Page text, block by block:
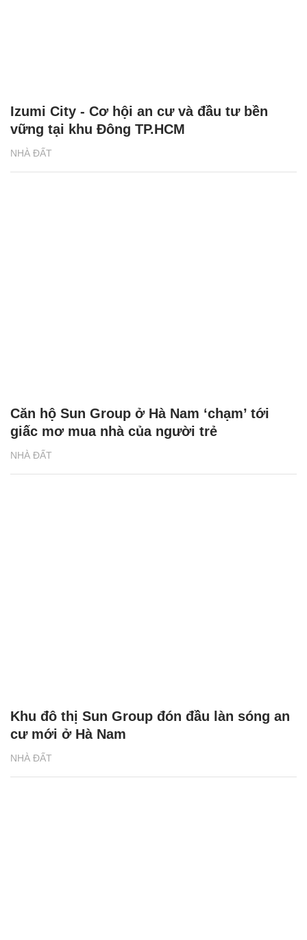
NHÀ ĐẤT
Izumi City - Cơ hội an cư và đầu tư bền
vững tại khu Đông TP.HCM
NHÀ ĐẤT
Căn hộ Sun Group ở Hà Nam ‘chạm’ tới
giấc mơ mua nhà của người trẻ
NHÀ ĐẤT
Khu đô thị Sun Group đón đầu làn sóng an
cư mới ở Hà Nam